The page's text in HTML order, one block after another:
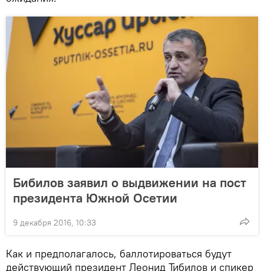
Бибилов заявил о выдвижении на пост
президента Южной Осетии
9 декабря 2016, 10:33
Как и предполагалось, баллотироваться будут
действующий президент Леонид Тибилов и спикер